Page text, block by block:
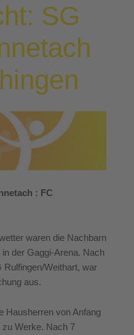
SG
: FC
waren die Nachbarn
der Gaggi-Arena. Nach
Rulfingen/Weithart, war
aus.
Hausherren von Anfang
zu Werke. Nach 7